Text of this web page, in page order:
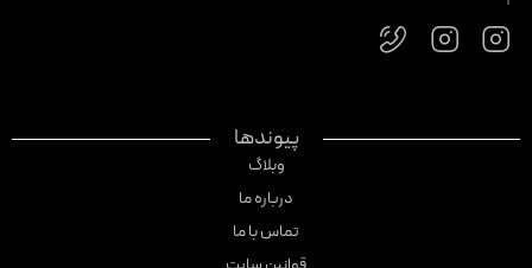
پیوندها
وبلاگ
درباره ما
تماس با ما